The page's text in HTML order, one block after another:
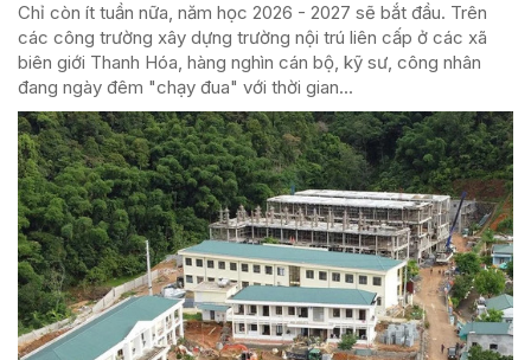
Chỉ còn ít tuần nữa, năm học 2026 - 2027 sẽ bắt đầu. Trên
các công trường xây dựng trường nội trú liên cấp ở các xã
biên giới Thanh Hóa, hàng nghìn cán bộ, kỹ sư, công nhân
đang ngày đêm "chạy đua" với thời gian...